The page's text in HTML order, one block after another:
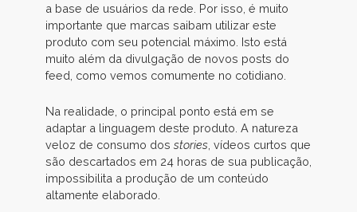
a base de usuários da rede. Por isso, é muito
importante que marcas saibam utilizar este
produto com seu potencial máximo. Isto está
muito além da divulgação de novos posts do
feed, como vemos comumente no cotidiano.
Na realidade, o principal ponto está em se
adaptar a linguagem deste produto. A natureza
veloz de consumo dos stories , vídeos curtos que
são descartados em 24 horas de sua publicação,
impossibilita a produção de um conteúdo
altamente elaborado.